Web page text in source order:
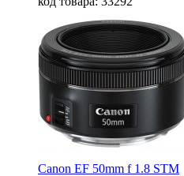
Canon EF 50mm f 1.8 STM